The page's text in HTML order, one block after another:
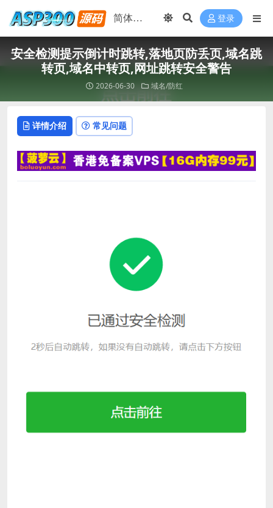
登录
安全检测提示倒计时跳转,落地页防丢页,域名跳
转页,域名中转页,网址跳转安全警告
2026-06-30 域名/防红
详情介绍 常见问题